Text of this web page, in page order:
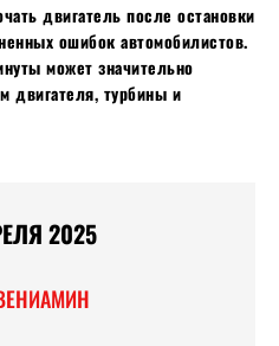
двигатель после остановки
ошибок автомобилистов.
может значительно
двигателя, турбины и
2025